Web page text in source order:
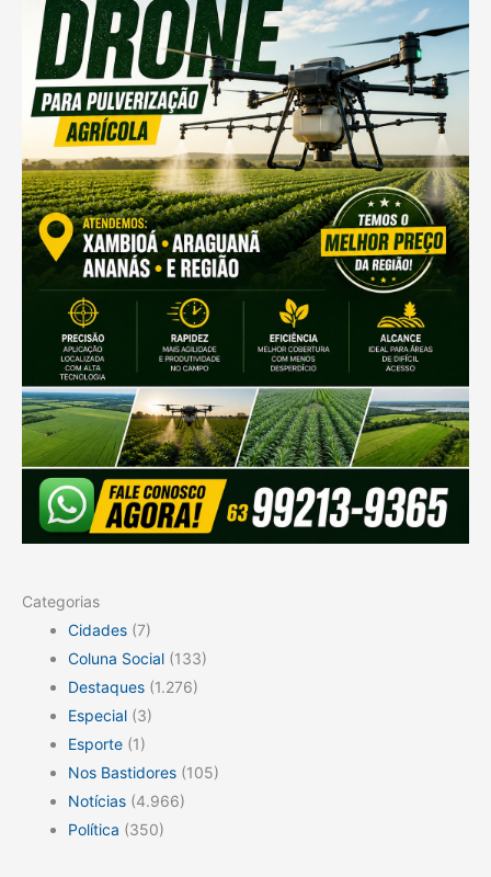
Categorias
Cidades (7)
Coluna Social (133)
Destaques (1.276)
Especial (3)
Esporte (1)
Nos Bastidores (105)
Notícias (4.966)
Política (350)